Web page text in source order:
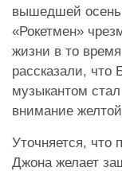
вышедшей
«Рокетмен»
жизни в то
рассказали, что
музыкантом
внимание
Уточняется, что
Джона желает